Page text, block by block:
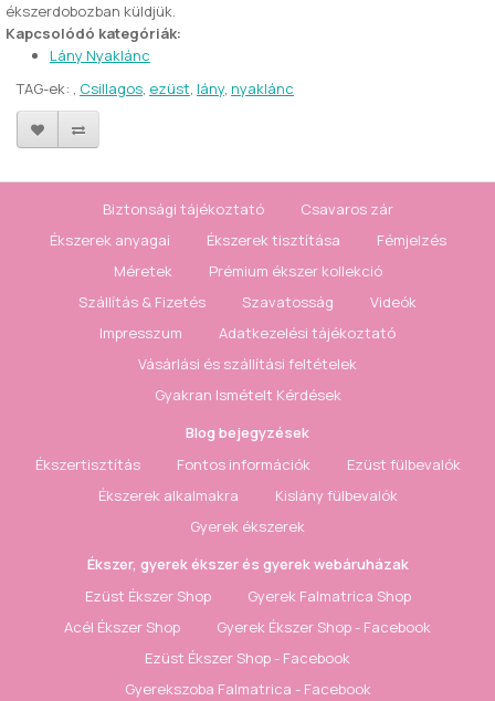
ékszerdobozban küldjük.
Kapcsolódó kategóriák:
Lány Nyaklánc
TAG-ek: , Csillagos, ezüst, lány, nyaklánc
Biztonsági tájékoztató
Csavaros zár
Ékszerek anyagai
Ékszerek tisztítása
Fémjelzés
Méretek
Prémium ékszer kollekció
Szállítás & Fizetés
Szavatosság
Videók
Impresszum
Adatkezelési tájékoztató
Vásárlási és szállítási feltételek
Gyakran Ismételt Kérdések
Blog bejegyzések
Ékszertisztítás
Fontos információk
Ezüst fülbevalók
Ékszerek alkalmakra
Kislány fülbevalók
Gyerek ékszerek
Ékszer, gyerek ékszer és gyerek webáruházak
Ezüst Ékszer Shop
Gyerek Falmatrica Shop
Acél Ékszer Shop
Gyerek Ékszer Shop - Facebook
Ezüst Ékszer Shop - Facebook
Gyerekszoba Falmatrica - Facebook